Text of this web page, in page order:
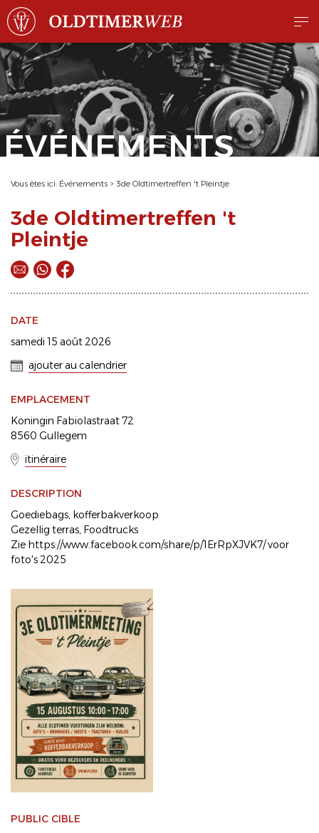
ÉVÉNEMENTS
Vous êtes ici: Événements > 3de Oldtimertreffen 't Pleintje
3de Oldtimertreffen 't
Pleintje
DATE
samedi 15 août 2026
ajouter au calendrier
EMPLACEMENT
Koningin Fabiolastraat 72
8560 Gullegem
itinéraire
DESCRIPTION
Goediebags, kofferbakverkoop
Gezellig terras, Foodtrucks
Zie https://www.facebook.com/share/p/1ErRpXJVK7/ voor
foto's 2025
PUBLIC CIBLE